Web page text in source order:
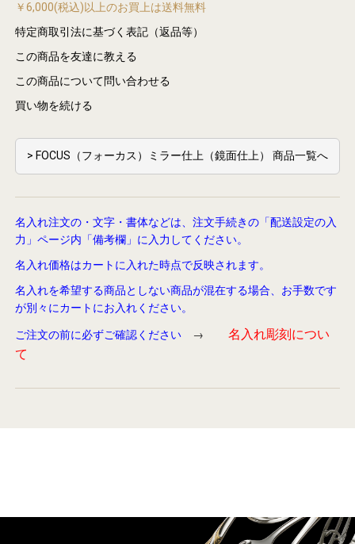
￥6,000(税込)以上のお買上は送料無料
特定商取引法に基づく表記（返品等）
この商品を友達に教える
この商品について問い合わせる
買い物を続ける
> FOCUS（フォーカス）ミラー仕上（鏡面仕上） 商品一覧へ
名入れ注文の・文字・書体などは、注文手続きの「配送設定の入
力」ページ内「備考欄」に入力してください。
名入れ価格はカートに入れた時点で反映されます。
名入れを希望する商品としない商品が混在する場合、お手数です
が別々にカートにお入れください。
ご注文の前に必ずご確認ください →名入れ彫刻につい
て